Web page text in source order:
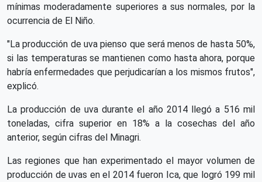
mínimas moderadamente superiores a sus normales, por la
ocurrencia de El Niño.
"La producción de uva pienso que será menos de hasta 50%,
si las temperaturas se mantienen como hasta ahora, porque
habría enfermedades que perjudicarían a los mismos frutos",
explicó.
La producción de uva durante el año 2014 llegó a 516 mil
toneladas, cifra superior en 18% a la cosechas del año
anterior, según cifras del Minagri.
Las regiones que han experimentado el mayor volumen de
producción de uvas en el 2014 fueron Ica, que logró 199 mil